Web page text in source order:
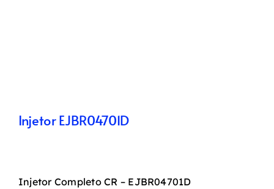
Injetor EJBR04701D
Injetor Completo CR – EJBR04701D